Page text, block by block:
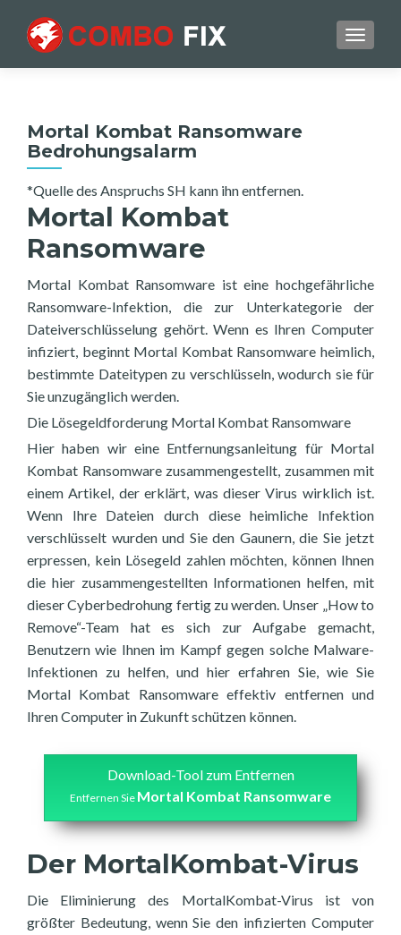
Mortal Kombat Ransomware
Bedrohungsalarm
*Quelle des Anspruchs SH kann ihn entfernen.
Mortal Kombat
Ransomware
Mortal Kombat Ransomware ist eine hochgefährliche
Ransomware-Infektion, die zur Unterkategorie der
Dateiverschlüsselung gehört. Wenn es Ihren Computer
infiziert, beginnt Mortal Kombat Ransomware heimlich,
bestimmte Dateitypen zu verschlüsseln, wodurch sie für
Sie unzugänglich werden.
Die Lösegeldforderung Mortal Kombat Ransomware
Hier haben wir eine Entfernungsanleitung für Mortal
Kombat Ransomware zusammengestellt, zusammen mit
einem Artikel, der erklärt, was dieser Virus wirklich ist.
Wenn Ihre Dateien durch diese heimliche Infektion
verschlüsselt wurden und Sie den Gaunern, die Sie jetzt
erpressen, kein Lösegeld zahlen möchten, können Ihnen
die hier zusammengestellten Informationen helfen, mit
dieser Cyberbedrohung fertig zu werden. Unser „How to
Remove“-Team hat es sich zur Aufgabe gemacht,
Benutzern wie Ihnen im Kampf gegen solche Malware-
Infektionen zu helfen, und hier erfahren Sie, wie Sie
Mortal Kombat Ransomware effektiv entfernen und
Ihren Computer in Zukunft schützen können.
Download-Tool zum Entfernen
Entfernen Sie Mortal Kombat Ransomware
Der MortalKombat-Virus
Die Eliminierung des MortalKombat-Virus ist von
größter Bedeutung, wenn Sie den infizierten Computer